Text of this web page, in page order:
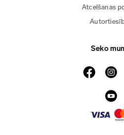
Atcelšanas
Seko